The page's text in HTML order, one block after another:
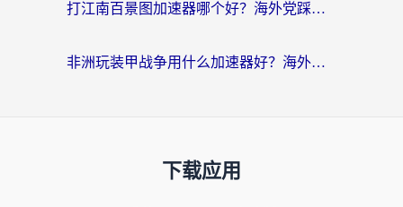
打江南百景图加速器哪个好？海外党踩坑N次后，终于找到不卡的秘诀
非洲玩装甲战争用什么加速器好？海外党亲测有效的国服游戏加速方案
下载应用